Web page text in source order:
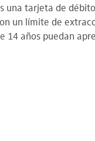
una tarjeta de
un límite de
14 años puedan